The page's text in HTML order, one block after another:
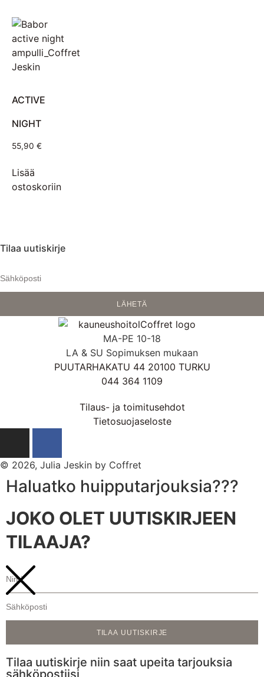
ACTIVE
NIGHT
55,90 €
Lisää
ostoskoriin
Tilaa uutiskirje
LÄHETÄ
MA-PE 10-18
LA & SU Sopimuksen mukaan
PUUTARHAKATU 44 20100 TURKU
044 364 1109
Tilaus- ja toimitusehdot
Tietosuojaseloste
© 2026, Julia Jeskin by Coffret
Haluatko huipputarjouksia???
JOKO OLET UUTISKIRJEEN
TILAAJA?
TILAA UUTISKIRJE
Tilaa uutiskirje niin saat upeita tarjouksia
sähköpostiisi